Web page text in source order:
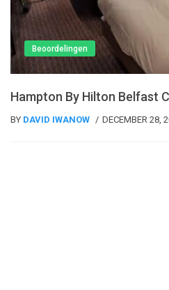
Beoordelingen
Hampton By Hilton Belfast
BY DAVID IWANOW DECEMBER 28,